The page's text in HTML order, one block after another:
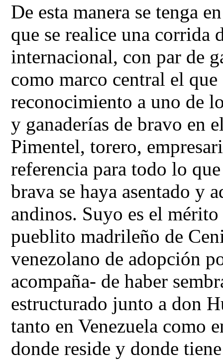
De esta manera se tenga
que se realice una corrida
internacional, con par de
como marco central el
reconocimiento a uno de
y ganaderías de bravo en
Pimentel, torero,
referencia para todo lo
brava se haya asentado y
andinos. Suyo es el
pueblito madrileño de
venezolano de adopción
acompaña- de haber
estructurado junto a don
tanto en Venezuela como
donde reside y donde